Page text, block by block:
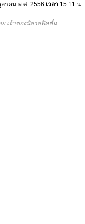
าคม พ.ศ. 2556 เวลา 15.11 น.
เจ้าของนิยายฟิคชั่น